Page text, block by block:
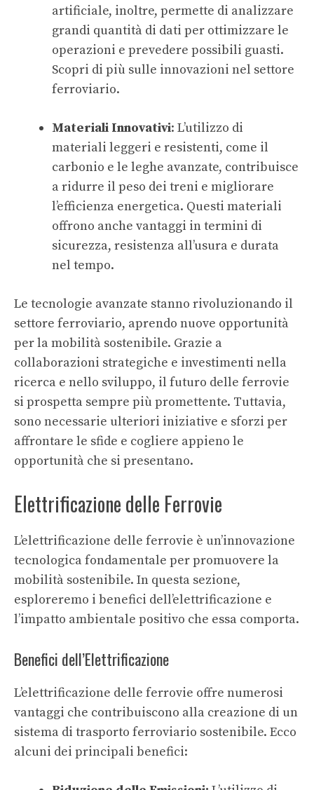
artificiale, inoltre, permette di analizzare
grandi quantità di dati per ottimizzare le
operazioni e prevedere possibili guasti.
Scopri di più sulle innovazioni nel settore
ferroviario.
Materiali Innovativi: L’utilizzo di
materiali leggeri e resistenti, come il
carbonio e le leghe avanzate, contribuisce
a ridurre il peso dei treni e migliorare
l’efficienza energetica. Questi materiali
offrono anche vantaggi in termini di
sicurezza, resistenza all’usura e durata
nel tempo.
Le tecnologie avanzate stanno rivoluzionando il
settore ferroviario, aprendo nuove opportunità
per la mobilità sostenibile. Grazie a
collaborazioni strategiche e investimenti nella
ricerca e nello sviluppo, il futuro delle ferrovie
si prospetta sempre più promettente. Tuttavia,
sono necessarie ulteriori iniziative e sforzi per
affrontare le sfide e cogliere appieno le
opportunità che si presentano.
Elettrificazione delle Ferrovie
L’elettrificazione delle ferrovie è un’innovazione
tecnologica fondamentale per promuovere la
mobilità sostenibile. In questa sezione,
esploreremo i benefici dell’elettrificazione e
l’impatto ambientale positivo che essa comporta.
Benefici dell’Elettrificazione
L’elettrificazione delle ferrovie offre numerosi
vantaggi che contribuiscono alla creazione di un
sistema di trasporto ferroviario sostenibile. Ecco
alcuni dei principali benefici: